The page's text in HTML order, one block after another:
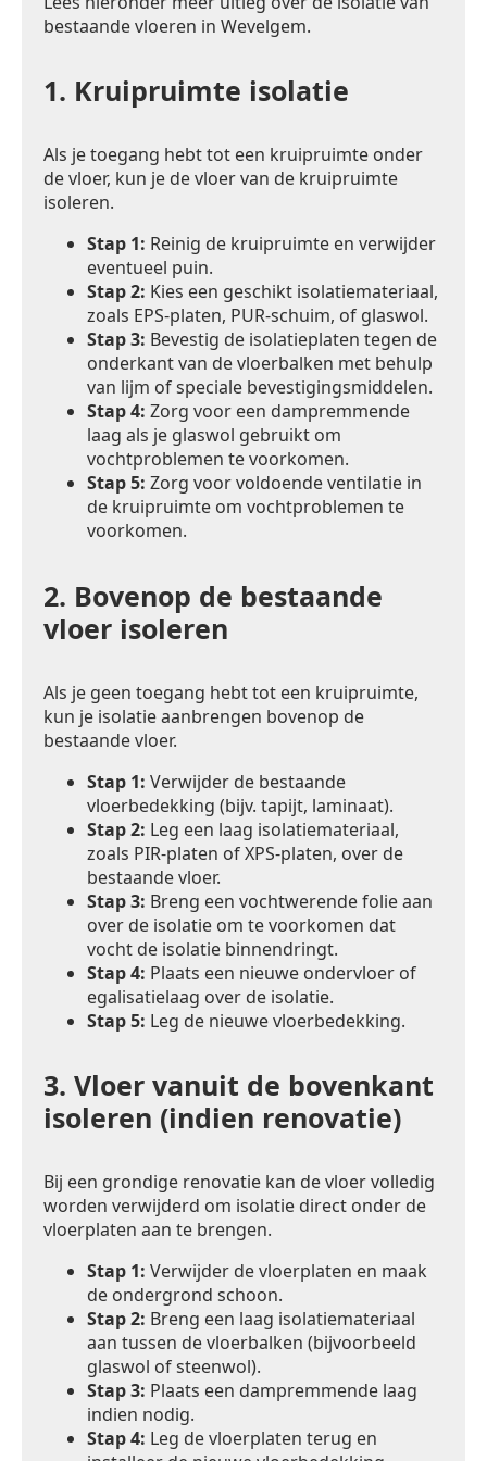
bestaande vloeren in Wevelgem.
1. Kruipruimte isolatie
Als je toegang hebt tot een kruipruimte onder
de vloer, kun je de vloer van de kruipruimte
isoleren.
Stap 1: Reinig de kruipruimte en verwijder
eventueel puin.
Stap 2: Kies een geschikt isolatiemateriaal,
zoals EPS-platen, PUR-schuim, of glaswol.
Stap 3: Bevestig de isolatieplaten tegen de
onderkant van de vloerbalken met behulp
van lijm of speciale bevestigingsmiddelen.
Stap 4: Zorg voor een dampremmende
laag als je glaswol gebruikt om
vochtproblemen te voorkomen.
Stap 5: Zorg voor voldoende ventilatie in
de kruipruimte om vochtproblemen te
voorkomen.
2. Bovenop de bestaande
vloer isoleren
Als je geen toegang hebt tot een kruipruimte,
kun je isolatie aanbrengen bovenop de
bestaande vloer.
Stap 1: Verwijder de bestaande
vloerbedekking (bijv. tapijt, laminaat).
Stap 2: Leg een laag isolatiemateriaal,
zoals PIR-platen of XPS-platen, over de
bestaande vloer.
Stap 3: Breng een vochtwerende folie aan
over de isolatie om te voorkomen dat
vocht de isolatie binnendringt.
Stap 4: Plaats een nieuwe ondervloer of
egalisatielaag over de isolatie.
Stap 5: Leg de nieuwe vloerbedekking.
3. Vloer vanuit de bovenkant
isoleren (indien renovatie)
Bij een grondige renovatie kan de vloer volledig
worden verwijderd om isolatie direct onder de
vloerplaten aan te brengen.
Stap 1: Verwijder de vloerplaten en maak
de ondergrond schoon.
Stap 2: Breng een laag isolatiemateriaal
aan tussen de vloerbalken (bijvoorbeeld
glaswol of steenwol).
Stap 3: Plaats een dampremmende laag
indien nodig.
Stap 4: Leg de vloerplaten terug en